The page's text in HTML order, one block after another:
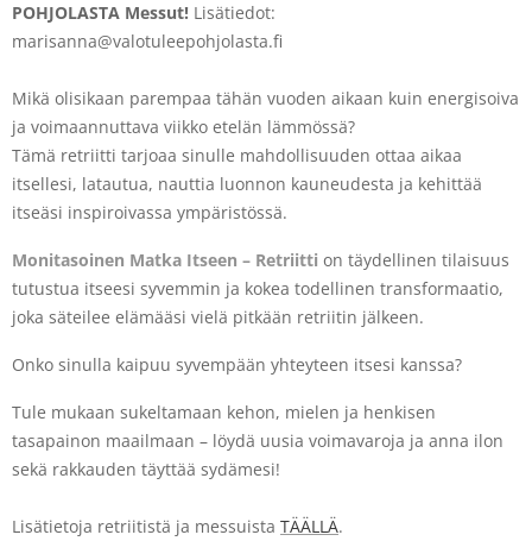
POHJOLASTA Messut! Lisätiedot:
marisanna@valotuleepohjolasta.fi
Mikä olisikaan parempaa tähän vuoden aikaan kuin energisoiva
ja voimaannuttava viikko etelän lämmössä?
Tämä retriitti tarjoaa sinulle mahdollisuuden ottaa aikaa
itsellesi, latautua, nauttia luonnon kauneudesta ja kehittää
itseäsi inspiroivassa ympäristössä.
Monitasoinen Matka Itseen – Retriitti on täydellinen tilaisuus
tutustua itseesi syvemmin ja kokea todellinen transformaatio,
joka säteilee elämääsi vielä pitkään retriitin jälkeen.
Onko sinulla kaipuu syvempään yhteyteen itsesi kanssa?
Tule mukaan sukeltamaan kehon, mielen ja henkisen
tasapainon maailmaan – löydä uusia voimavaroja ja anna ilon
sekä rakkauden täyttää sydämesi!
Lisätietoja retriitistä ja messuista TÄÄLLÄ.